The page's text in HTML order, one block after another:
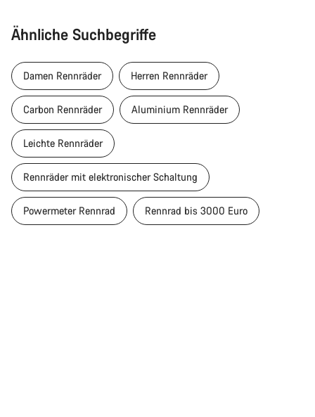
Ähnliche Suchbegriffe
Damen Rennräder Herren Rennräder
Carbon Rennräder Aluminium Rennräder
Leichte Rennräder
Rennräder mit elektronischer Schaltung
Powermeter Rennrad Rennrad bis 3000 Euro